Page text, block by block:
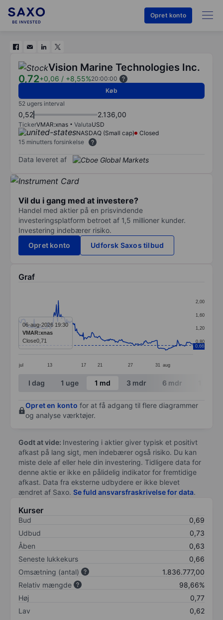
Opret konto
Vision Marine Technologies Inc.
0,72+0,06 / +8,55%20:00:00
Køb
52 ugers interval
0,52 2.136,00
TickerVMAR:xnas ValutaUSD
NASDAQ (Small cap)
Closed
15 minutters forsinkelse
Data leveret af
Vil du i gang med at investere?
Handel med aktier på en prisvindende
investeringsplatform betroet af 1,5 millioner kunder.
Investering indebærer risiko.
Opret konto
Udforsk Saxos tilbud
Graf
Line chart with 268 data points.
The chart has 1 X axis displaying categories.
The chart has 1 Y axis displaying values. Data
jul 13 17 21 27 31 aug
0,80
1,20
1,60
2,00
0,66
06-aug-2026 19:30
VMAR:xnas
Close0,71
End of interactive chart.
I dag 1 uge 1 md 3 mdr 6 mdr
Opret en konto for at få adgang til flere diagrammer
og analyse værktøjer.
Godt at vide: Investering i aktier giver typisk et positivt
afkast på lang sigt, men indebærer også risiko. Du kan
miste dele af eller hele din investering. Tidligere data for
denne aktie er ikke en pålidelig indikator for fremtidige
afkast. Data fra eksterne udbydere er ikke blevet
ændret af Saxo. Se fuld ansvarsfraskrivelse for data.
Kurser
Bud
0,69
Udbud
0,73
Åben
0,63
Seneste lukkekurs
0,66
Omsætning (antal)
1.836.777,00
Relativ mængde
98,66%
Høj
0,77
Lav
0,62